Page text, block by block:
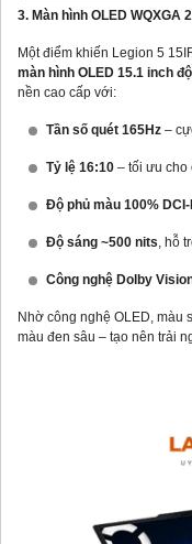
3. Màn hình OLED
Một điểm khiến Legion 5
màn hình OLED 15.1 inch
nền cao cấp với:
Tần số quét 165Hz –
Tỷ lệ 16:10 – tối ưu cho
Độ phủ màu 100% DCI-
Độ sáng ~500 nits , hỗ
Công nghệ Dolby
Nhờ công nghệ OLED, màu
màu đen sâu – tạo nên trải